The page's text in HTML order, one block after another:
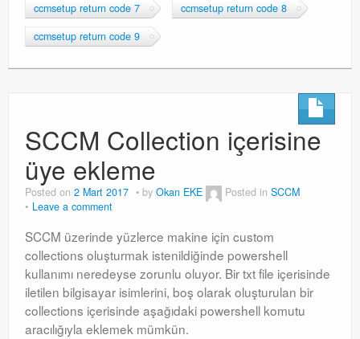
ccmsetup return code 7
ccmsetup return code 8
ccmsetup return code 9
SCCM Collection içerisine
üye ekleme
Posted on 2 Mart 2017 by Okan EKE Posted in SCCM
Leave a comment
SCCM üzerinde yüzlerce makine için custom
collections oluşturmak istenildiğinde powershell
kullanımı neredeyse zorunlu oluyor. Bir txt file içerisinde
iletilen bilgisayar isimlerini, boş olarak oluşturulan bir
collections içerisinde aşağıdaki powershell komutu
aracılığıyla eklemek mümkün.